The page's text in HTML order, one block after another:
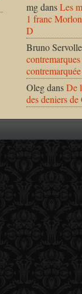
mgdansLes
1 franc
D
Bruno Servolle
OlegdansDe
des deniers